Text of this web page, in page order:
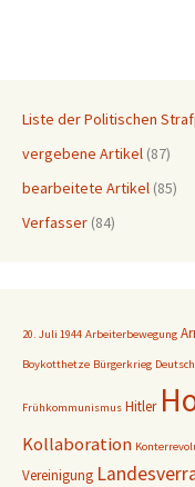
Liste der Politischen
vergebene Artikel (87)
bearbeitete Artikel (85)
Verfasser (84)
20. Juli 1944 Arbeiterbewegung
Boykotthetze Bürgerkrieg
Frühkommunismus Hitler
Kollaboration
Vereinigung